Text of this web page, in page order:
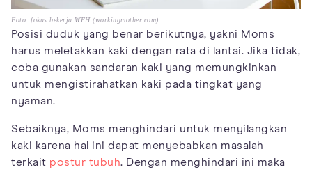
Foto: fokus bekerja WFH (workingmother.com)
Posisi duduk yang benar berikutnya, yakni Moms
harus meletakkan kaki dengan rata di lantai. Jika tidak,
coba gunakan sandaran kaki yang memungkinkan
untuk mengistirahatkan kaki pada tingkat yang
nyaman.
Sebaiknya, Moms menghindari untuk menyilangkan
kaki karena hal ini dapat menyebabkan masalah
terkait postur tubuh. Dengan menghindari ini maka